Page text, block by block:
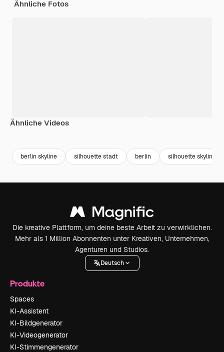
Ähnliche Fotos
Ähnliche Videos
berlin skyline silhouette stadt berlin silhouette skyline
Die kreative Plattform, um deine beste Arbeit zu verwirklichen.
Mehr als 1 Million Abonnenten unter Kreativen, Unternehmen,
Agenturen und Studios.
Deutsch
Produkte
Spaces
KI-Assistent
KI-Bildgenerator
KI-Videogenerator
KI-Stimmengenerator